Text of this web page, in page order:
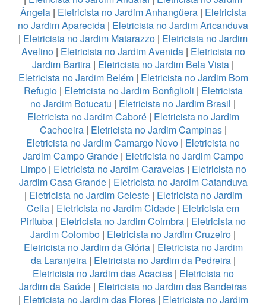
Ângela| Eletricista no Jardim Anhangüera| Eletricista
no Jardim Aparecida | Eletricista no Jardim Aricanduva
| Eletricista no Jardim Matarazzo | Eletricista no Jardim
Avelino| Eletricista no Jardim Avenida| Eletricista no
Jardim Bartira | Eletricista no Jardim Bela Vista |
Eletricista no Jardim Belém| Eletricista no Jardim Bom
Refugio| Eletricista no Jardim Bonfiglioli | Eletricista
no Jardim Botucatu | Eletricista no Jardim Brasil |
Eletricista no Jardim Caboré| Eletricista no Jardim
Cachoeira| Eletricista no Jardim Campinas|
Eletricista no Jardim Camargo Novo | Eletricista no
Jardim Campo Grande| Eletricista no Jardim Campo
Limpo| Eletricista no Jardim Caravelas| Eletricista no
Jardim Casa Grande| Eletricista no Jardim Catanduva
| Eletricista no Jardim Celeste| Eletricista no Jardim
Celia | Eletricista no Jardim Cidade | Eletricista em
Pirituba | Eletricista no Jardim Coimbra | Eletricista no
Jardim Colombo | Eletricista no Jardim Cruzeiro |
Eletricista no Jardim da Glória| Eletricista no Jardim
da Laranjeira| Eletricista no Jardim da Pedreira|
Eletricista no Jardim das Acacias| Eletricista no
Jardim da Saúde | Eletricista no Jardim das Bandeiras
| Eletricista no Jardim das Flores| Eletricista no Jardim